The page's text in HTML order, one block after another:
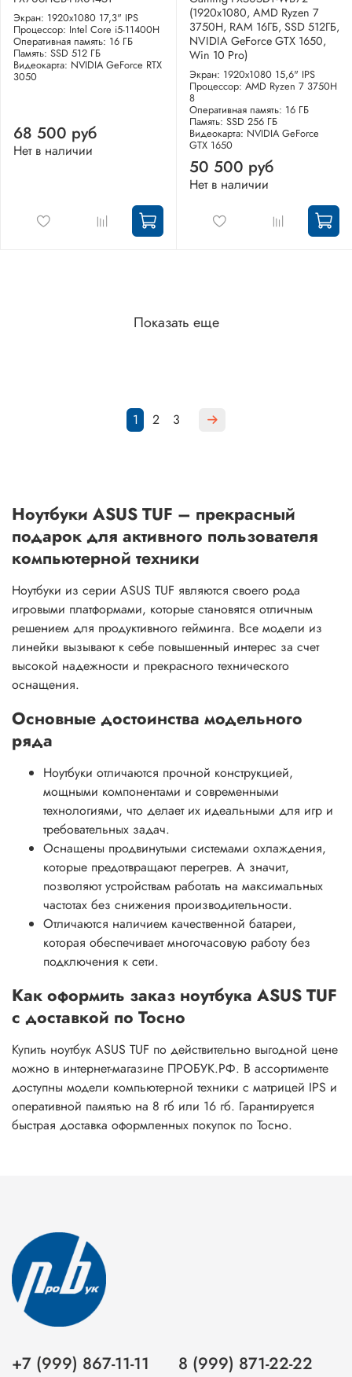
Экран: 1920x1080 17,3" IPS
Процессор: Intel Core i5-11400H
Оперативная память: 16 ГБ
Память: SSD 512 ГБ
Видеокарта: NVIDIA GeForce RTX
3050
68 500 руб
Нет в наличии
(1920x1080, AMD Ryzen 7
3750H, RAM 16ГБ, SSD 512ГБ,
NVIDIA GeForce GTX 1650,
Win 10 Pro)
Экран: 1920x1080 15,6" IPS
Процессор: AMD Ryzen 7 3750H
8
Оперативная память: 16 ГБ
Память: SSD 256 ГБ
Видеокарта: NVIDIA GeForce
GTX 1650
50 500 руб
Нет в наличии
Показать еще
1 2 3
Ноутбуки ASUS TUF – прекрасный
подарок для активного пользователя
компьютерной техники
Ноутбуки из серии ASUS TUF являются своего рода
игровыми платформами, которые становятся отличным
решением для продуктивного гейминга. Все модели из
линейки вызывают к себе повышенный интерес за счет
высокой надежности и прекрасного технического
оснащения.
Основные достоинства модельного
ряда
Ноутбуки отличаются прочной конструкцией,
мощными компонентами и современными
технологиями, что делает их идеальными для игр и
требовательных задач.
Оснащены продвинутыми системами охлаждения,
которые предотвращают перегрев. А значит,
позволяют устройствам работать на максимальных
частотах без снижения производительности.
Отличаются наличием качественной батареи,
которая обеспечивает многочасовую работу без
подключения к сети.
Как оформить заказ ноутбука ASUS TUF
с доставкой по Тосно
Купить ноутбук ASUS TUF по действительно выгодной цене
можно в интернет-магазине ПРОБУК.РФ. В ассортименте
доступны модели компьютерной техники с матрицей IPS и
оперативной памятью на 8 гб или 16 гб. Гарантируется
быстрая доставка оформленных покупок по Тосно.
+7 (999) 867-11-11 8 (999) 871-22-22